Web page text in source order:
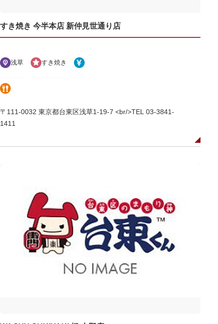
すき焼き 今半本店 新仲見世通り店
浅草 すき焼き
〒111-0032 東京都台東区浅草1-19-7 <br/>TEL 03-3841-
1411